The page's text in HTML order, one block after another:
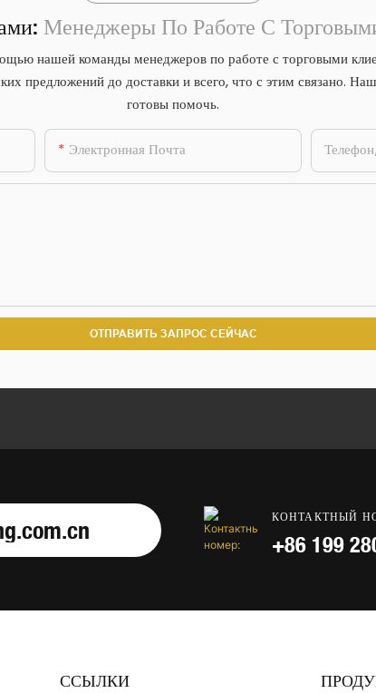
Менеджеры По Работе С
нашей команды менеджеров по работе с торговыми
предложений до доставки и всего, что с этим связано.
готовы помочь.
Электронная Почта
ОТПРАВИТЬ ЗАПРОС СЕЙЧАС
КОНТАКТНЫЙ
+86 199
ССЫЛКИ